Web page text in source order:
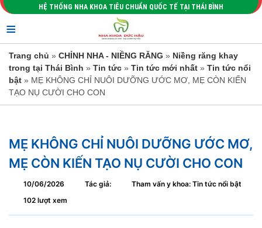
HỆ THỐNG NHA KHOA TIÊU CHUẨN QUỐC TẾ TẠI THÁI BÌNH
≡
Trang chủ » CHỈNH NHA - NIỀNG RĂNG » Niềng răng khay
trong tại Thái Bình » Tin tức » Tin tức mới nhất » Tin tức nổi
bật » MẸ KHÔNG CHỈ NUÔI DƯỠNG ƯỚC MƠ, MẸ CÒN KIẾN
TẠO NỤ CƯỜI CHO CON
MẸ KHÔNG CHỈ NUÔI DƯỠNG ƯỚC MƠ,
MẸ CÒN KIẾN TẠO NỤ CƯỜI CHO CON
10/06/2026 Tác giả:
Tham vấn y khoa: Tin tức nổi bật
102 lượt xem